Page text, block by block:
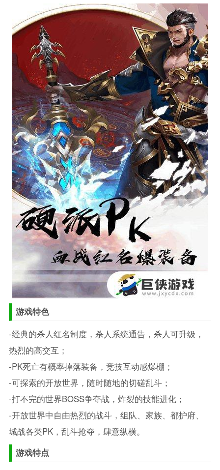
游戏特色
-经典的杀人红名制度，杀人系统通告，杀人可升级，
热烈的高交互；
-PK死亡有概率掉落装备，竞技互动感爆棚；
-可探索的开放世界，随时随地的切磋乱斗；
-打不完的世界BOSS争夺战，炸裂的技能进化；
-开放世界中自由热烈的战斗，组队、家族、都护府、
城战各类PK，乱斗抢夺，肆意纵横。
游戏特点